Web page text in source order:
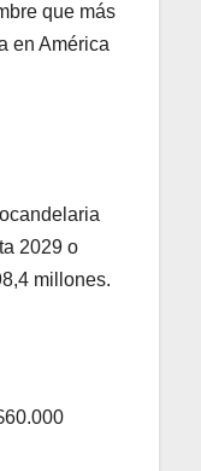
que más
en América
2029 o
millones.